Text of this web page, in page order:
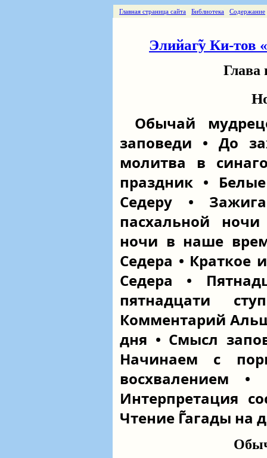
Главная страница сайта Библиотека Содержание
Элийаг̃у Ки-тов
Глава
Обычай
заповеди • До
молитва в
праздник •
Седеру •
пасхальной
ночи в наше
Седера • Краткое
Седера •
пятнадцати
Комментарий
дня • Смысл
Начинаем с
восхвалением •
Интерпретация
Чтение Г̃агады на